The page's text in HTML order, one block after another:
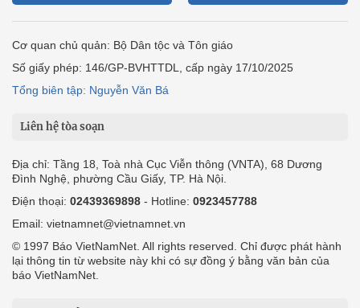
Cơ quan chủ quản: Bộ Dân tộc và Tôn giáo
Số giấy phép: 146/GP-BVHTTDL, cấp ngày 17/10/2025
Tổng biên tập: Nguyễn Văn Bá
Liên hệ tòa soạn
Địa chỉ: Tầng 18, Toà nhà Cục Viễn thông (VNTA), 68 Dương
Đình Nghệ, phường Cầu Giấy, TP. Hà Nội.
Điện thoại: 02439369898 - Hotline: 0923457788
Email: vietnamnet@vietnamnet.vn
© 1997 Báo VietNamNet. All rights reserved. Chỉ được phát hành
lại thông tin từ website này khi có sự đồng ý bằng văn bản của
báo VietNamNet.